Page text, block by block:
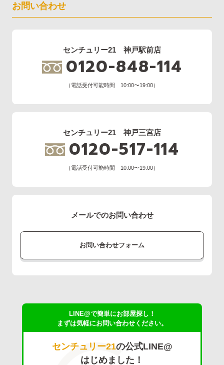
お問い合わせ
センチュリー21 神戸駅前店
0120-848-114
（電話受付可能時間 10:00〜19:00）
センチュリー21 神戸三宮店
0120-517-114
（電話受付可能時間 10:00〜19:00）
メールでのお問い合わせ
お問い合わせフォーム
LINE@で簡単にお部屋探し！
まずは気軽にお問い合わせください。
センチュリー21の公式LINE@
はじめました！